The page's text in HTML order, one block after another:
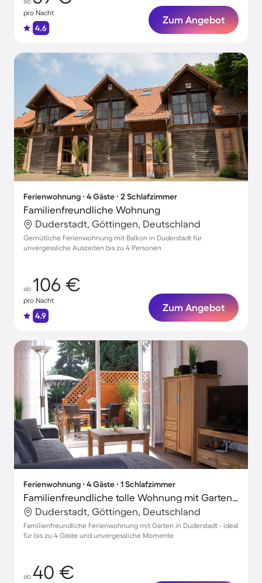
pro Nacht
4.6
Zum Angebot
Ferienwohnung ∙ 4 Gäste ∙ 2 Schlafzimmer
Familienfreundliche Wohnung
Duderstadt, Göttingen, Deutschland
Gemütliche Ferienwohnung mit Balkon in Duderstadt für
unvergessliche Auszeiten bis zu 4 Personen
ab 106 €
pro Nacht
4.9
Zum Angebot
Ferienwohnung ∙ 4 Gäste ∙ 1 Schlafzimmer
Familienfreundliche tolle Wohnung mit Garten und Grill | Stadtblick
Duderstadt, Göttingen, Deutschland
Familienfreundliche Ferienwohnung mit Garten in Duderstadt - ideal
für bis zu 4 Gäste und unvergessliche Momente
ab 40 €